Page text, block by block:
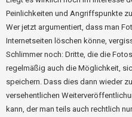
Peinlichkeiten und Angriffspunkte
Wer jetzt argumentiert, dass man
Internetseiten löschen könne,
Schlimmer noch: Dritte, die die
regelmäßig auch die Möglichkeit,
speichern. Dass dies dann wieder
versehentlichen
kann, der man teils auch rechtlich